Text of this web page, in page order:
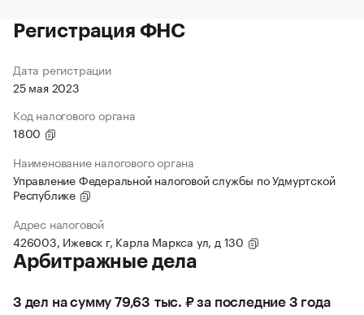
Регистрация ФНС
Дата регистрации
25 мая 2023
Код налогового органа
1800
Наименование налогового органа
Управление Федеральной налоговой службы по Удмуртской
Республике
Адрес налоговой
426003, Ижевск г, Карла Маркса ул, д 130
Арбитражные дела
3 дел на сумму 79,63 тыс. ₽ за последние 3 года